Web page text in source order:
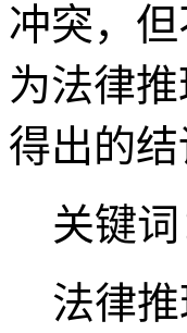
冲突，
为法律
得出的
关键词
法律推